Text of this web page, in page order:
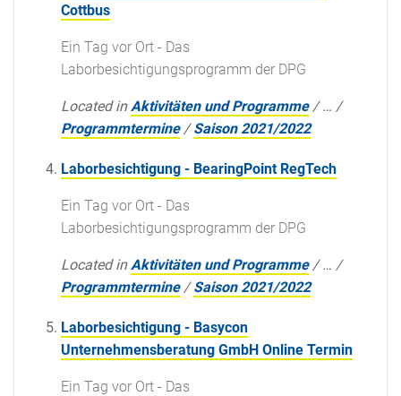
Cottbus
Ein Tag vor Ort - Das
Laborbesichtigungsprogramm der DPG
Located in Aktivitäten und Programme /… /
Programmtermine /Saison 2021/2022
Laborbesichtigung - BearingPoint RegTech
Ein Tag vor Ort - Das
Laborbesichtigungsprogramm der DPG
Located in Aktivitäten und Programme /… /
Programmtermine /Saison 2021/2022
Laborbesichtigung - Basycon
Unternehmensberatung GmbH Online Termin
Ein Tag vor Ort - Das